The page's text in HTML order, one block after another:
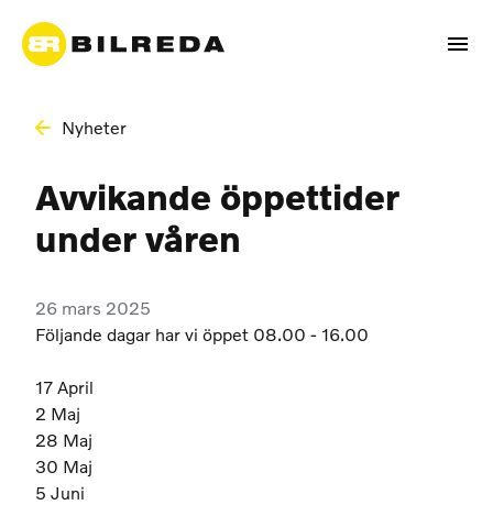
Nyheter
Avvikande öppettider
under våren
26 mars 2025
Följande dagar har vi öppet 08.00 - 16.00
17 April
2 Maj
28 Maj
30 Maj
5 Juni